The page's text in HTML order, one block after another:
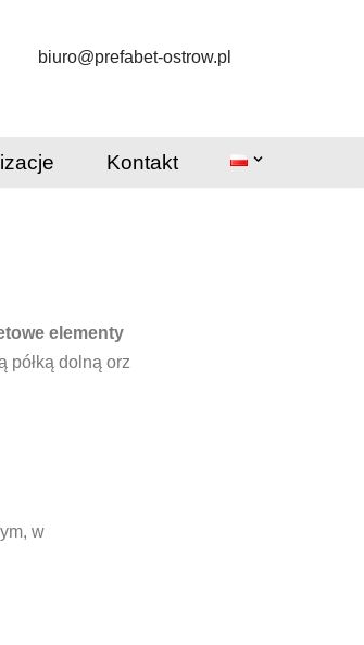
biuro@prefabet-ostrow.pl
Kontakt
elementy
półką dolną orz
w